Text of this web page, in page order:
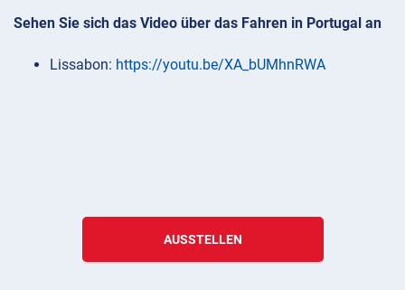
Sehen Sie sich das Video über das Fahren in Portugal an
Lissabon: https://youtu.be/XA_bUMhnRWA
AUSSTELLEN